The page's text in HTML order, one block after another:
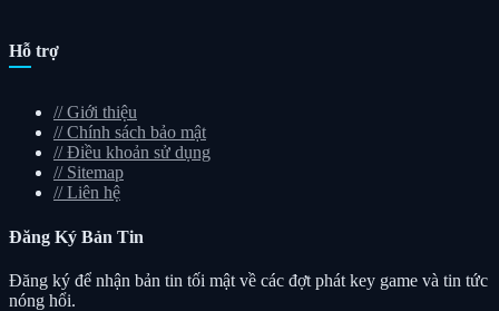
Hỗ trợ
// Giới thiệu
// Chính sách bảo mật
// Điều khoản sử dụng
// Sitemap
// Liên hệ
Đăng Ký Bản Tin
Đăng ký để nhận bản tin tối mật về các đợt phát key game và tin tức
nóng hổi.